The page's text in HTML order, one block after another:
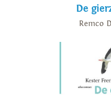
De
Remco